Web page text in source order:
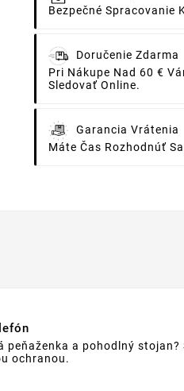
Bezpečné Spracovanie
Doručenie Zdarma
Pri Nákupe Nad 60 €
Sledovať Online.
Garancia Vrátenia
Máte Čas Rozhodnúť
a pohodlný
ochranou.